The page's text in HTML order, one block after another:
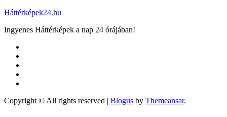
Háttérképek24.hu
Ingyenes Háttérképek a nap 24 órájában!
Copyright © All rights reserved | Blogus by Themeansar.